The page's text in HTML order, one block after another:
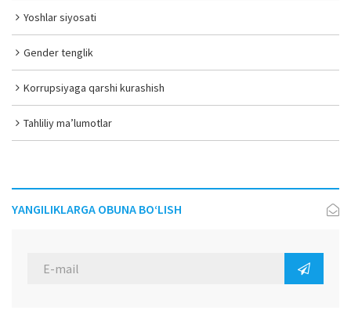
Yoshlar siyosati
Gender tenglik
Korrupsiyaga qarshi kurashish
Tahliliy ma’lumotlar
YANGILIKLARGA OBUNA BO‘LISH